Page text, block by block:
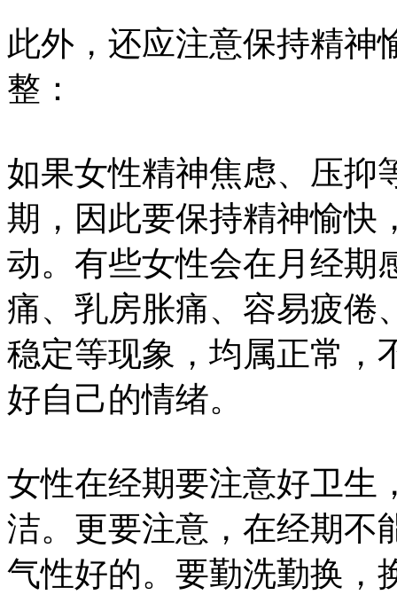
此外，还应注意保持精神
整：
如果女性精神焦虑、压抑
期，因此要保持精神愉快
动。有些女性会在月经期
痛、乳房胀痛、容易疲倦
稳定等现象，均属正常，
好自己的情绪。
女性在经期要注意好卫生
洁。更要注意，在经期不
气性好的。要勤洗勤换，